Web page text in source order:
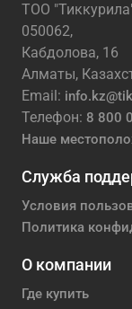
ТОО
050062,
Кабдолова, 16
Алматы,
Email:
Телефон: 8 800
Наше
Служба
Условия
Политика
О компании
Где купить